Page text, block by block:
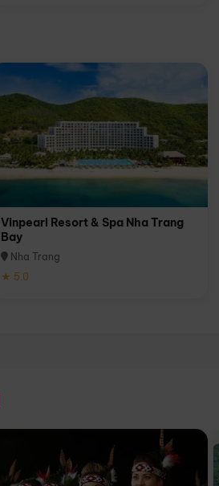
Vinpearl Resort & Spa Nha Trang
Bay
Nha Trang
★ 5.0